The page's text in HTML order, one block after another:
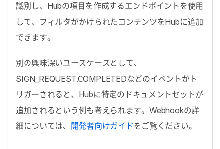
識別し、 Hubの項目を作成するエンドポイントを使用
して、フィルタがかけられたコンテンツをHubに追加
できます。
別の興味深いユースケースとして、
SIGN_REQUEST.COMPLETEDなどのイベントがト
リガーされると、 Hubに特定のドキュメントセットが
追加されるという例も考えられます。 Webhookの詳
細については、 開発者向けガイドをご覧ください。